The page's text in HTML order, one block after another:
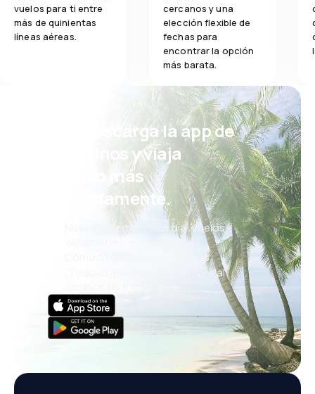
vuelos para ti entre
más de quinientas
líneas aéreas.
cercanos y una
elección flexible de
fechas para
encontrar la opción
más barata.
¡Eh! Descarga la app de
eDestinos y viaja
incluso más
cómodamente.
Nuevas ofertas cada día: vuelos,
vacaciones, escapadas
Cómoda gestión de reservas
¡Todo lo que importa, siempre al